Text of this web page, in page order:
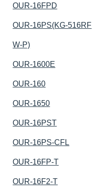
OUR-16FPD
OUR-16PS(KG-516RF
W-P)
OUR-1600E
OUR-160
OUR-1650
OUR-16PST
OUR-16PS-CFL
OUR-16FP-T
OUR-16F2-T